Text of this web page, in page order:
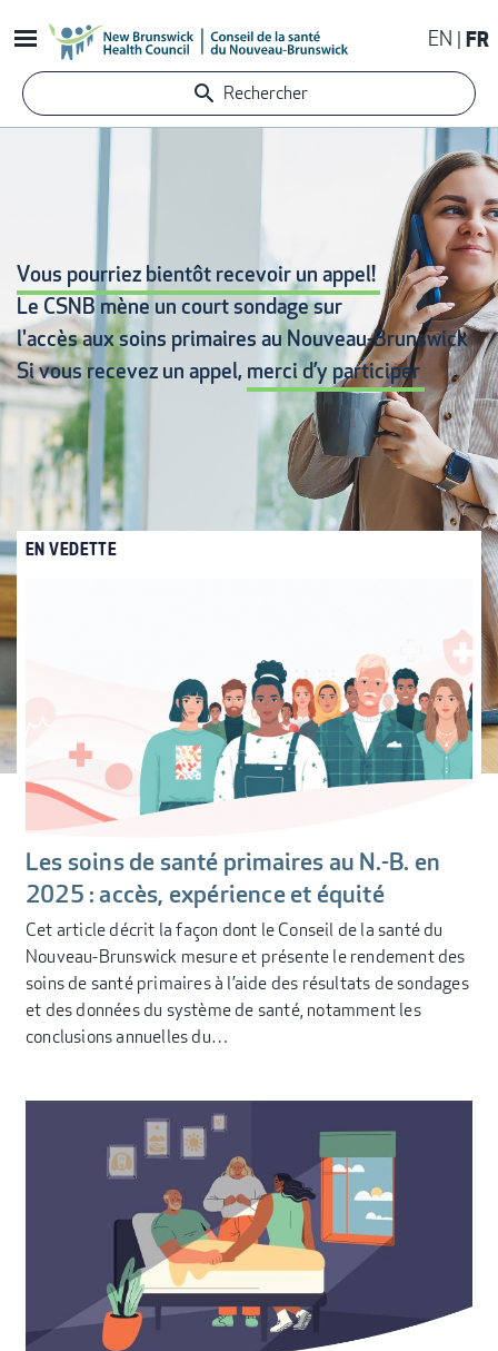
au
contenu
principal
EN FR
Rechercher
Vous pourriez bientôt recevoir un appel!
Le CSNB mène un court sondage sur
l'accès aux soins primaires au Nouveau-Brunswick
Si vous recevez un appel, merci d’y participer
EN VEDETTE
Les soins de santé primaires au N.-B. en
2025 : accès, expérience et équité
Cet article décrit la façon dont le Conseil de la santé du
Nouveau-Brunswick mesure et présente le rendement des
soins de santé primaires à l’aide des résultats de sondages
et des données du système de santé, notamment les
conclusions annuelles du…